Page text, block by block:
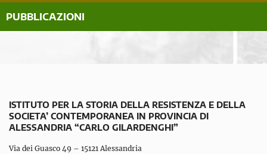
PUBBLICAZIONI
ISTITUTO PER LA STORIA DELLA RESISTENZA E DELLA
SOCIETA’ CONTEMPORANEA IN PROVINCIA DI
ALESSANDRIA “CARLO GILARDENGHI”
Via dei Guasco 49 – 15121 Alessandria